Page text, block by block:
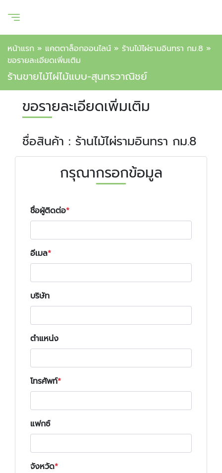
หน้าแรก » แคตตาล็อกออนไลน์ » ร้านไม้ไผ่รามอินทรา กม.8 »
ขอรายละเอียดเพิ่มเติม
ร้านขายไม้ไผ่ไม้แบบ-สุนทรวาณิชย์
ขอรายละเอียดเพิ่มเติม
ชื่อสินค้า : ร้านไม้ไผ่รามอินทรา กม.8
กรุณากรอกข้อมูล
ชื่อผู้ติดต่อ
อีเมล
บริษัท
ตำแหน่ง
โทรศัพท์
แฟกซ์
จังหวัด